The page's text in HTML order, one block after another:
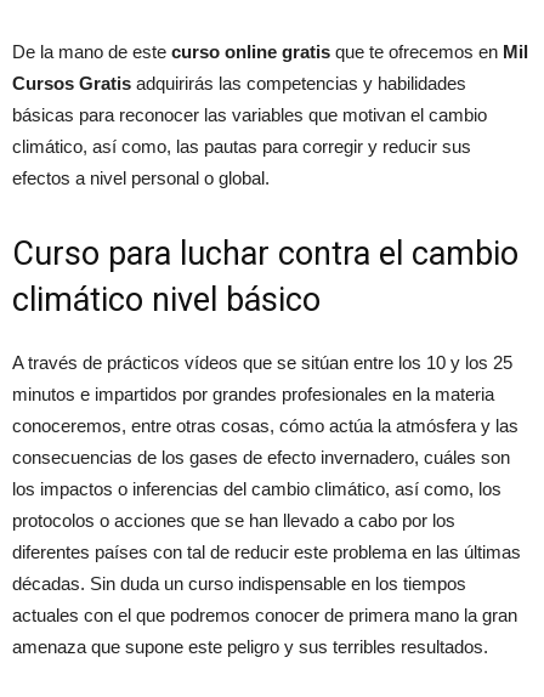
De la mano de este curso online gratis que te ofrecemos en Mil
Cursos Gratis adquirirás las competencias y habilidades
básicas para reconocer las variables que motivan el cambio
climático, así como, las pautas para corregir y reducir sus
efectos a nivel personal o global.
Curso para luchar contra el cambio
climático nivel básico
A través de prácticos vídeos que se sitúan entre los 10 y los 25
minutos e impartidos por grandes profesionales en la materia
conoceremos, entre otras cosas, cómo actúa la atmósfera y las
consecuencias de los gases de efecto invernadero, cuáles son
los impactos o inferencias del cambio climático, así como, los
protocolos o acciones que se han llevado a cabo por los
diferentes países con tal de reducir este problema en las últimas
décadas. Sin duda un curso indispensable en los tiempos
actuales con el que podremos conocer de primera mano la gran
amenaza que supone este peligro y sus terribles resultados.